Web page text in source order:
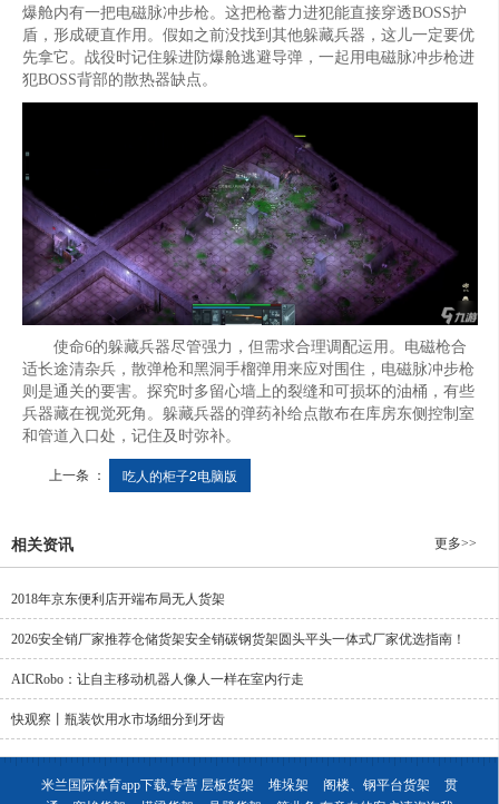
爆舱内有一把电磁脉冲步枪。这把枪蓄力进犯能直接穿透BOSS护
盾，形成硬直作用。假如之前没找到其他躲藏兵器，这儿一定要优
先拿它。战役时记住躲进防爆舱逃避导弹，一起用电磁脉冲步枪进
犯BOSS背部的散热器缺点。
使命6的躲藏兵器尽管强力，但需求合理调配运用。电磁枪合
适长途清杂兵，散弹枪和黑洞手榴弹用来应对围住，电磁脉冲步枪
则是通关的要害。探究时多留心墙上的裂缝和可损坏的油桶，有些
兵器藏在视觉死角。躲藏兵器的弹药补给点散布在库房东侧控制室
和管道入口处，记住及时弥补。
上一条 ： 吃人的柜子2电脑版
相关资讯 更多>>
2018年京东便利店开端布局无人货架
2026安全销厂家推荐仓储货架安全销碳钢货架圆头平头一体式厂家优选指南！
AICRobo：让自主移动机器人像人一样在室内行走
快观察丨瓶装饮用水市场细分到牙齿
米兰国际体育app下载,专营 层板货架 堆垛架 阁楼、钢平台货架
贯